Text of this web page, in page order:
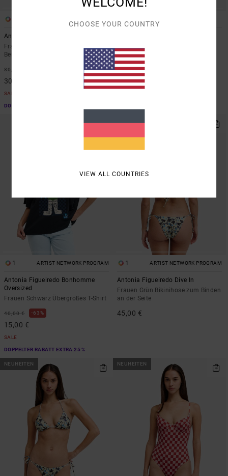
Antonia Figueiredo Checker
Frauen Rot Overall mit weiten
Beinen
80,00 €
30,00 €
SALE
DOPPELTER RABATT EXTRA 25 %
60,00 €
31,50 €
SALE
1 ARTIST NETWORK PROGRAM
Antonia Figueiredo Bonhomme
Oversized
Frauen Schwarz Übergroßes T-Shirt
40,00 € 63%
15,00 €
SALE
DOPPELTER RABATT EXTRA 25 %
1 ARTIST NETWORK PROGRAM
Antonia Figueiredo Dive In
Frauen Grün Bikinihose zum Binden
an der Seite
45,00 €
NEUHEITEN NEUHEITEN
CHOOSE YOUR COUNTRY
VIEW ALL COUNTRIES